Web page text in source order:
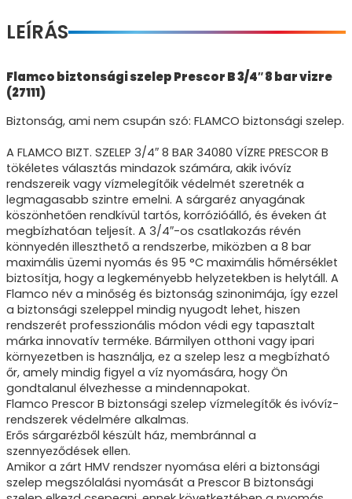
LEÍRÁS
Flamco biztonsági szelep Prescor B 3/4″ 8 bar vizre
(27111)
Biztonság, ami nem csupán szó: FLAMCO biztonsági szelep.
A FLAMCO BIZT. SZELEP 3/4″ 8 BAR 34080 VÍZRE PRESCOR B
tökéletes választás mindazok számára, akik ivóvíz
rendszereik vagy vízmelegítőik védelmét szeretnék a
legmagasabb szintre emelni. A sárgaréz anyagának
köszönhetően rendkívül tartós, korrózióálló, és éveken át
megbízhatóan teljesít. A 3/4″-os csatlakozás révén
könnyedén illeszthető a rendszerbe, miközben a 8 bar
maximális üzemi nyomás és 95 °C maximális hőmérséklet
biztosítja, hogy a legkeményebb helyzetekben is helytáll. A
Flamco név a minőség és biztonság szinonimája, így ezzel
a biztonsági szeleppel mindig nyugodt lehet, hiszen
rendszerét professzionális módon védi egy tapasztalt
márka innovatív terméke. Bármilyen otthoni vagy ipari
környezetben is használja, ez a szelep lesz a megbízható
őr, amely mindig figyel a víz nyomására, hogy Ön
gondtalanul élvezhesse a mindennapokat.
Flamco Prescor B biztonsági szelep vízmelegítők és ivóvíz-
rendszerek védelmére alkalmas.
Erős sárgarézből készült ház, membránnal a
szennyeződések ellen.
Amikor a zárt HMV rendszer nyomása eléri a biztonsági
szelep megszólalási nyomását a Prescor B biztonsági